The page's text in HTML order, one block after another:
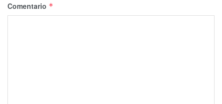
Comentario *